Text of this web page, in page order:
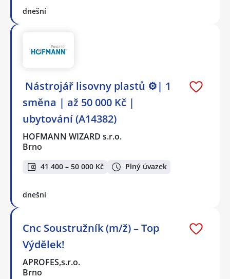
dnešní
️ Nástrojář lisovny plastů ⚙️| 1
směna | až 50 000 Kč |
ubytování (A14382)
HOFMANN WIZARD s.r.o.
Brno
41 400 – 50 000 Kč Plný úvazek
dnešní
Cnc Soustružník (m/ž) – Top
Výdělek!
APROFES,s.r.o.
Brno